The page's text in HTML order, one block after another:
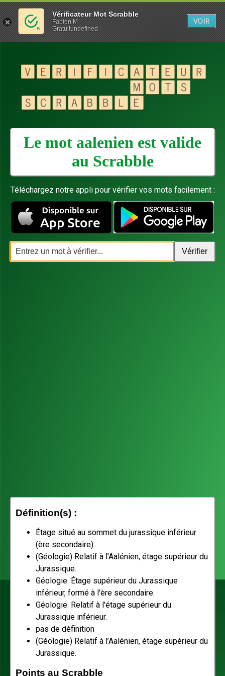
Le mot aalenien est valide
au Scrabble
Téléchargez notre appli pour vérifier vos mots facilement :
Définition(s) :
Étage situé au sommet du jurassique inférieur
(ère secondaire).
(Géologie) Relatif à l’Aalénien, étage supérieur du
Jurassique.
Géologie. Étage supérieur du Jurassique
inférieur, formé à l'ère secondaire.
Géologie. Relatif à l'étage supérieur du
Jurassique inférieur.
pas de définition
(Géologie) Relatif à l’Aalénien, étage supérieur du
Jurassique.
Points au Scrabble
Vérificateur Mot Scrabble
Fabien M
Gratuitundefined
VOIR